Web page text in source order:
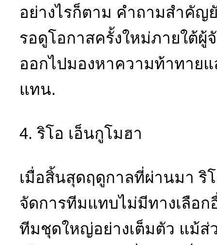
อย่างไรก็ตาม คำถามสำคัญ
รอดูโอกาสครั้งใหม่ภายใต้
ออกไปมองหาความท้าทาย
แทน.
4. ริโอ เอ็นกูโมฮา
เมื่อสิ้นสุดฤดูกาลที่ผ่านมา ริ
จัดการทีมแทบไม่มีทางเลือ
ทีมชุดใหญ่อย่างเต็มตัว แม้ส่